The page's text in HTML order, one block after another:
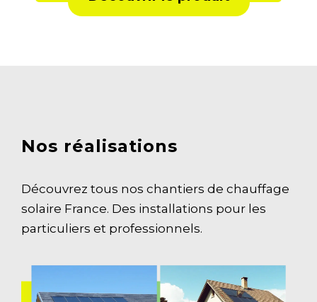
Nos réalisations
Découvrez tous nos chantiers de chauffage
solaire France. Des installations pour les
particuliers et professionnels.